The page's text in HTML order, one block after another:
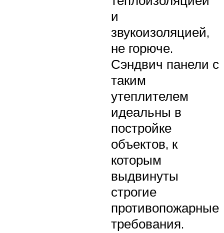
и
звукоизоляцией,
не горюче.
Сэндвич панели с
таким
утеплителем
идеальны в
постройке
объектов, к
которым
выдвинуты
строгие
противопожарные
требования.